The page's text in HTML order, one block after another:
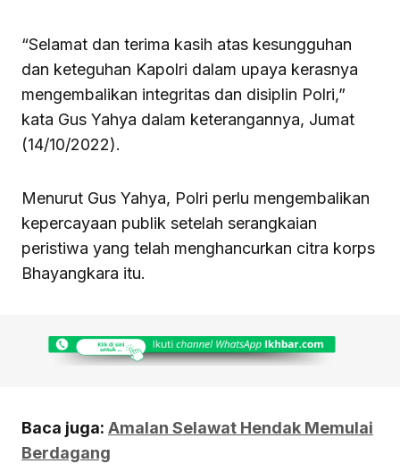
“Selamat dan terima kasih atas kesungguhan
dan keteguhan Kapolri dalam upaya kerasnya
mengembalikan integritas dan disiplin Polri,”
kata Gus Yahya dalam keterangannya, Jumat
(14/10/2022).
Menurut Gus Yahya, Polri perlu mengembalikan
kepercayaan publik setelah serangkaian
peristiwa yang telah menghancurkan citra korps
Bhayangkara itu.
Baca juga: Amalan Selawat Hendak Memulai
Berdagang